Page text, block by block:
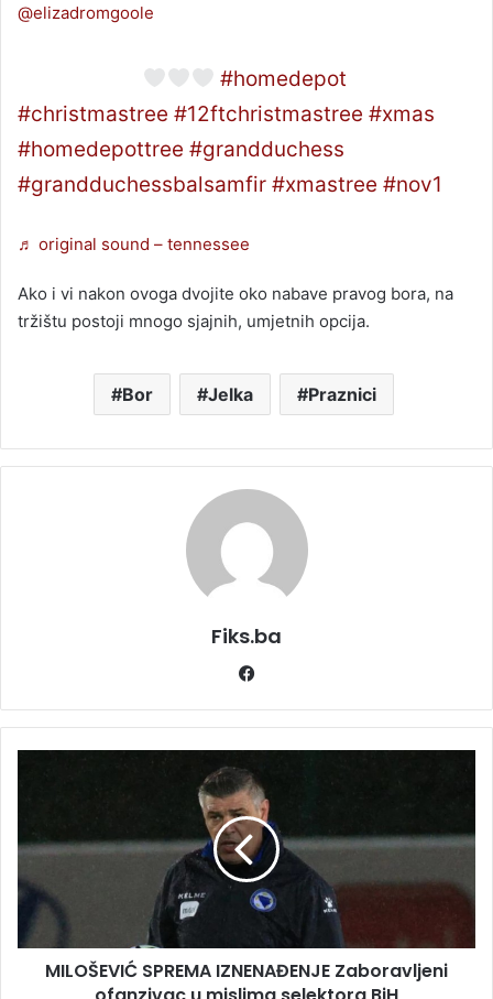
@elizadromgoole
#homedepot
#christmastree #12ftchristmastree #xmas
#homedepottree #grandduchess
#grandduchessbalsamfir #xmastree #nov1
♬ original sound – tennessee
Ako i vi nakon ovoga dvojite oko nabave pravog bora, na
tržištu postoji mnogo sjajnih, umjetnih opcija.
Bor Jelka Praznici
Fiks.ba
Zaboravljeni
ofanzivac
u
mislima
BiH
MILOŠEVIĆ SPREMA IZNENAĐENJE Zaboravljeni